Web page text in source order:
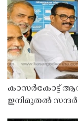
കാസർകോട്ട്
ഇനിമുതൽ